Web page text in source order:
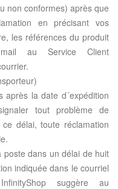
non conformes) après que
en précisant vos
les références du produit
au Service Client
après la date d´expédition
tout problème de
délai, toute réclamation
dans un délai de huit
indiquée dans le courriel
suggère au